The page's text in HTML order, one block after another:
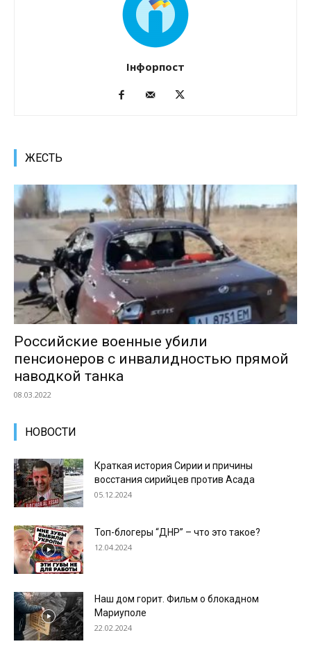
Інфорпост
ЖЕСТЬ
Российские военные убили
пенсионеров с инвалидностью прямой
наводкой танка
08.03.2022
НОВОСТИ
Краткая история Сирии и причины
восстания сирийцев против Асада
05.12.2024
Топ-блогеры “ДНР” – что это такое?
12.04.2024
Наш дом горит. Фильм о блокадном
Мариуполе
22.02.2024